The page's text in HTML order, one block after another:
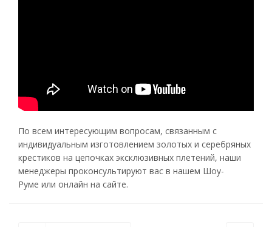
По всем интересующим вопросам, связанным с
индивидуальным изготовлением золотых и серебряных
крестиков на цепочках эксклюзивных плетений, наши
менеджеры проконсультируют вас в нашем Шоу-
Руме или онлайн на сайте.